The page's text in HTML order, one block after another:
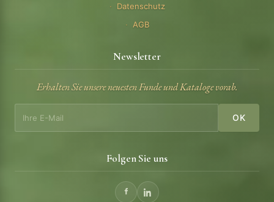
Datenschutz
AGB
Newsletter
Erhalten Sie unsere neuesten Funde und Kataloge vorab.
OK
Folgen Sie uns